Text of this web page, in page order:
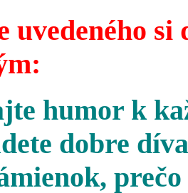
uvedeného
humor k
dobre